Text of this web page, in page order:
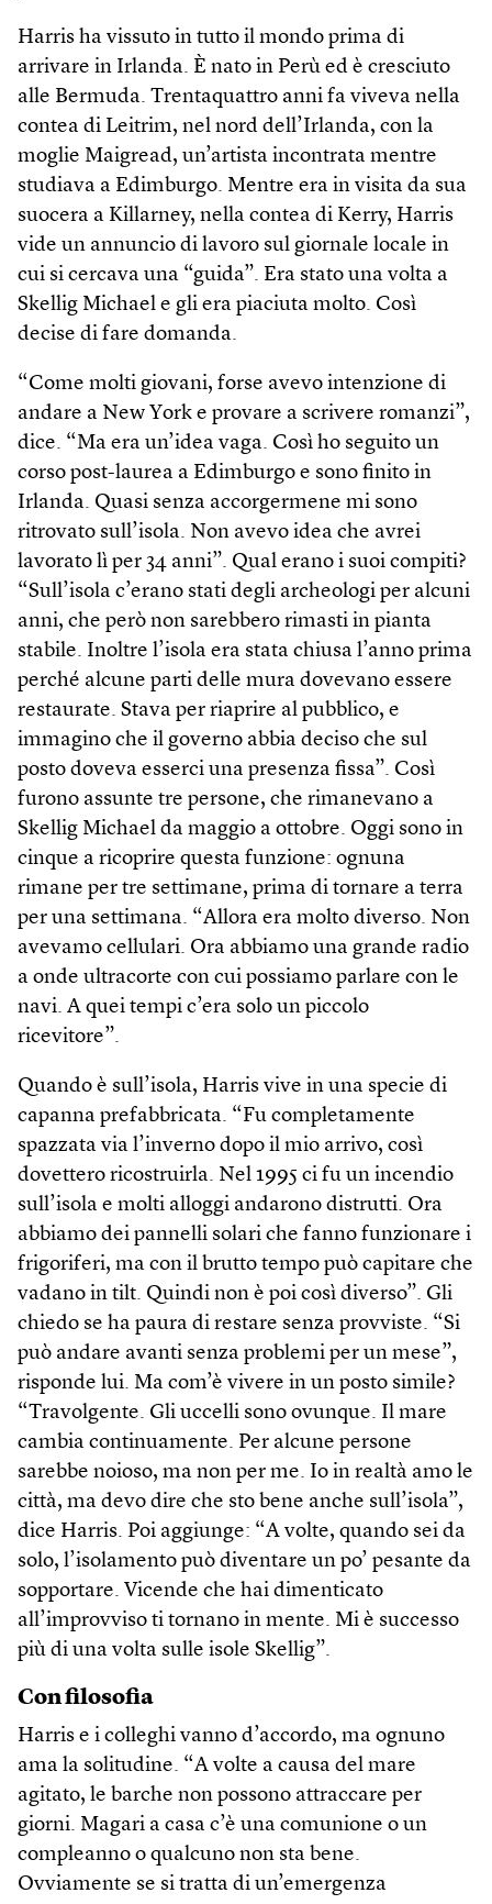
Harris ha vissuto in tutto il mondo prima di
arrivare in Irlanda. È nato in Perù ed è cresciuto
alle Bermuda. Trentaquattro anni fa viveva nella
contea di Leitrim, nel nord dell’Irlanda, con la
moglie Mai­gread, un’artista incontrata mentre
studiava a Edimburgo. Mentre era in visita da sua
suocera a Killarney, nella contea di Kerry, Harris
vide un annuncio di lavoro sul giornale locale in
cui si cercava una “guida”. Era stato una volta a
Skellig Michael e gli era piaciuta molto. Così
decise di fare domanda.
“Come molti giovani, forse avevo intenzione di
andare a New York e provare a scrivere romanzi”,
dice. “Ma era un’idea vaga. Così ho seguito un
corso post-laurea a Edimburgo e sono finito in
Irlanda. Quasi senza accorgermene mi sono
ritrovato sull’isola. Non avevo idea che avrei
lavorato lì per 34 anni”. Qual erano i suoi compiti?
“Sull’isola c’erano stati degli archeologi per alcuni
anni, che però non sarebbero rimasti in pianta
stabile. Inoltre l’isola era stata chiusa l’anno prima
perché alcune parti delle mura dovevano essere
restaurate. Stava per riaprire al pubblico, e
immagino che il governo abbia deciso che sul
posto doveva esserci una presenza fissa”. Così
furono assunte tre persone, che rimanevano a
Skellig Michael da maggio a ottobre. Oggi sono in
cinque a ricoprire questa funzione: ognuna
rimane per tre settimane, prima di tornare a terra
per una settimana. “Allora era molto diverso. Non
avevamo cellulari. Ora abbiamo una grande radio
a onde ultracorte con cui possiamo parlare con le
navi. A quei tempi c’era solo un piccolo
ricevitore”.
Quando è sull’isola, Harris vive in una specie di
capanna prefabbricata. “Fu completamente
spazzata via l’inverno dopo il mio arrivo, così
dovettero ricostruirla. Nel 1995 ci fu un incendio
sull’isola e molti alloggi andarono distrutti. Ora
abbiamo dei pannelli solari che fanno funzionare i
frigoriferi, ma con il brutto tempo può capitare che
vadano in tilt. Quindi non è poi così diverso”. Gli
chiedo se ha paura di restare senza provviste. “Si
può andare avanti senza problemi per un mese”,
risponde lui. Ma com’è vivere in un posto simile?
“Travolgente. Gli uccelli sono ovunque. Il mare
cambia continuamente. Per alcune persone
sarebbe noioso, ma non per me. Io in realtà amo le
città, ma devo dire che sto bene anche sull’isola”,
dice Harris. Poi aggiunge: “A volte, quando sei da
solo, l’isolamento può diventare un po’ pesante da
sopportare. Vicende che hai dimenticato
all’improvviso ti tornano in mente. Mi è successo
più di una volta sulle isole Skellig”.
Con filosofia
Harris e i colleghi vanno d’accordo, ma ognuno
ama la solitudine. “A volte a causa del mare
agitato, le barche non possono attraccare per
giorni. Magari a casa c’è una comunione o un
compleanno o qualcuno non sta bene.
Ovviamente se si tratta di un’emergenza